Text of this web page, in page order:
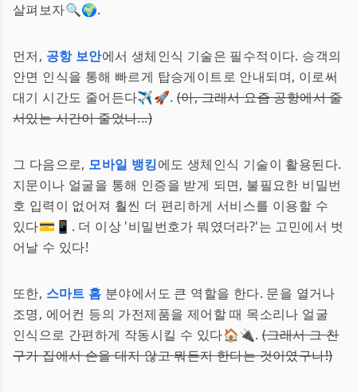
살펴보자🔍🌍.
먼저, 공항 보안에서 생체인식 기술은 필수적이다. 승객의
안면 인식을 통해 빠르게 탑승게이트로 안내되며, 이로써
대기 시간도 줄어든다✈️🚀. (아, 그래서 요즘 공항에서 줄
서있는 시간이 줄었나...)
그 다음으로, 모바일 뱅킹에도 생체인식 기술이 활용된다.
지문이나 얼굴을 통해 인증을 받게 되면, 불필요한 비밀번
호 입력이 없어져 훨씬 더 편리하게 서비스를 이용할 수
있다💳📱. 더 이상 '비밀번호가 뭐였더라?'는 고민에서 벗
어날 수 있다!
또한, 스마트 홈 분야에서도 큰 역할을 한다. 문을 열거나
조명, 에어컨 등의 가전제품을 제어할 때 목소리나 얼굴
인식으로 간편하게 작동시킬 수 있다🏠🔌.(그래서 그 친
구가 집에서 손을 대지 않고 뭐든지 한다는 것이였구나!)